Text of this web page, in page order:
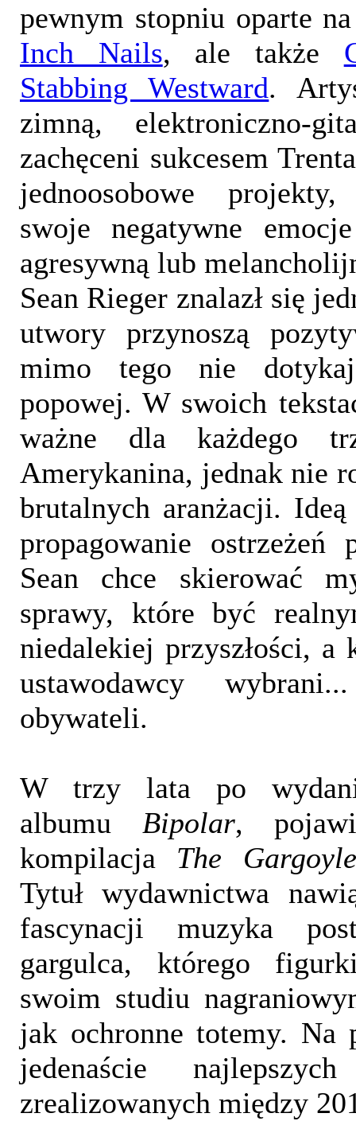
pewnym stopniu oparte
Inch Nails, ale także
Stabbing Westward.
zimną, elektroniczno-
zachęceni sukcesem
jednoosobowe
swoje negatywne
agresywną lub
Sean Rieger znalazł się
utwory przynoszą
mimo tego nie
popowej. W swoich
ważne dla każdego
Amerykanina, jednak nie
brutalnych aranżacji.
propagowanie ostrzeżeń
Sean chce skierować
sprawy, które być
niedalekiej przyszłości, a
ustawodawcy
obywateli.
W trzy lata po
albumu Bipolar,
kompilacja The
Tytuł wydawnictwa
fascynacji muzyka
gargulca, którego
swoim studiu
jak ochronne totemy. Na
jedenaście
zrealizowanych między